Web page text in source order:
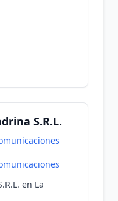
S.R.L.
en La